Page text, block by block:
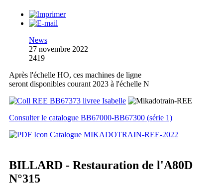
News
27 novembre 2022
2419
Après l'échelle HO, ces machines de ligne
seront disponibles courant 2023 à l'échelle N
Consulter le catalogue BB67000-BB67300 (série 1)
Catalogue MIKADOTRAIN-REE-2022
BILLARD - Restauration de l'A80D
N°315